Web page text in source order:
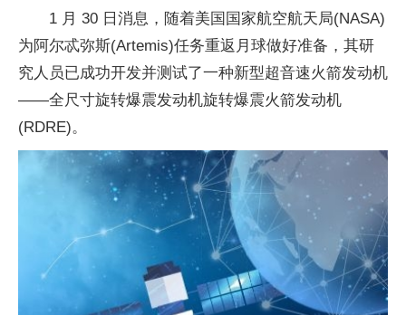
1 月 30 日消息，随着美国国家航空航天局(NASA)
为阿尔忒弥斯(Artemis)任务重返月球做好准备，其研
究人员已成功开发并测试了一种新型超音速火箭发动机
——全尺寸旋转爆震发动机旋转爆震火箭发动机
(RDRE)。